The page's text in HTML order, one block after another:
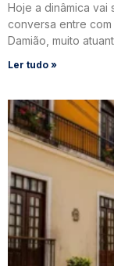
Hoje a dinâmica vai
conversa entre
Damião, muito
Ler tudo »